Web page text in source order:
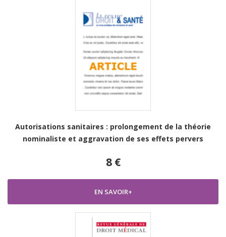
Autorisations sanitaires : prolongement de la théorie
nominaliste et aggravation de ses effets pervers
8 €
EN SAVOIR+